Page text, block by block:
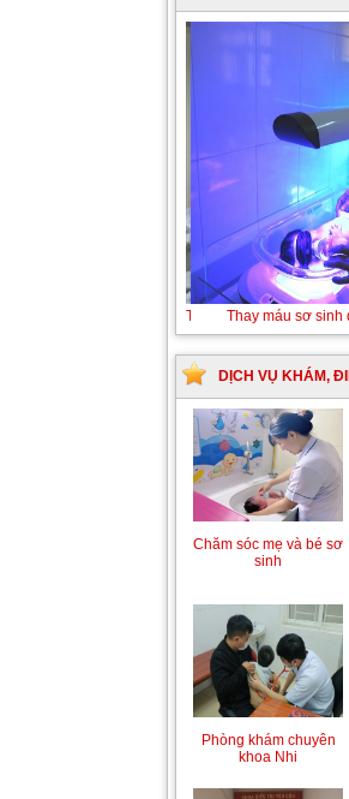
Tán sỏi niệu
DỊCH VỤ KHÁM,
Chăm sóc mẹ và bé sơ
sinh
Phòng khám chuyên
khoa Nhi